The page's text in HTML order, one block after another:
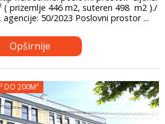
( prizemlje 446 m2, suteren 498 m2 )./
agencije: 50/2023 Poslovni prostor ...
Opširnije
DO 200M²